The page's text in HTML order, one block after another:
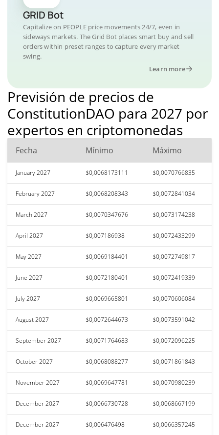
GRID Bot
Capitalize on PEOPLE price movements 24/7, even in
sideways markets. The Grid Bot places smart buy and sell
orders within preset ranges to capture every market
swing.
Learn more
Previsión de precios de
ConstitutionDAO para 2027 por
expertos en criptomonedas
Fecha Mínimo Máximo
January 2027 $0,0068173111 $0,0070766835
February 2027 $0,0068208343 $0,0072841034
March 2027 $0,0070347676 $0,0073174238
April 2027 $0,007186938 $0,0072433299
May 2027 $0,0069184401 $0,0072749817
June 2027 $0,0072180401 $0,0072419339
July 2027 $0,0069665801 $0,0070606084
August 2027 $0,0072644673 $0,0073591042
September 2027 $0,0071764683 $0,0072096225
October 2027 $0,0068088277 $0,0071861843
November 2027 $0,0069647781 $0,0070980239
December 2027 $0,0066730728 $0,0068667199
December 2027 $0,006476498 $0,0066357245